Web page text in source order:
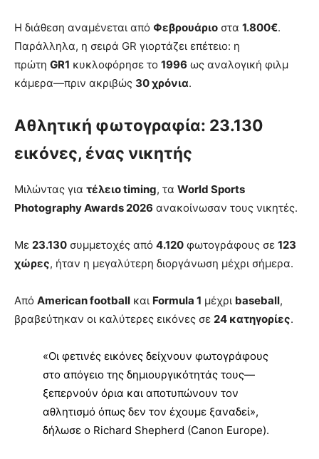
Η διάθεση αναμένεται από Φεβρουάριο στα 1.800€.
Παράλληλα, η σειρά GR γιορτάζει επέτειο: η
πρώτη GR1 κυκλοφόρησε το 1996 ως αναλογική φιλμ
κάμερα—πριν ακριβώς 30 χρόνια.
Αθλητική φωτογραφία: 23.130
εικόνες, ένας νικητής
Μιλώντας για τέλειο timing, τα World Sports
Photography Awards 2026 ανακοίνωσαν τους νικητές.
Με 23.130 συμμετοχές από 4.120 φωτογράφους σε 123
χώρες, ήταν η μεγαλύτερη διοργάνωση μέχρι σήμερα.
Από American football και Formula 1 μέχρι baseball,
βραβεύτηκαν οι καλύτερες εικόνες σε 24 κατηγορίες.
«Οι φετινές εικόνες δείχνουν φωτογράφους
στο απόγειο της δημιουργικότητάς τους—
ξεπερνούν όρια και αποτυπώνουν τον
αθλητισμό όπως δεν τον έχουμε ξαναδεί»,
δήλωσε ο Richard Shepherd (Canon Europe).